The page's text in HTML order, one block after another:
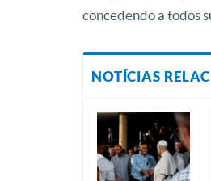
concedendo a todos
NOTÍCIAS